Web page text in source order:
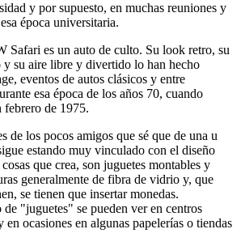
y por supuesto, en muchas reuniones y
época universitaria.
Safari es un auto de culto. Su look retro, su
y su aire libre y divertido lo han hecho
eventos de autos clásicos y entre
esa época de los años 70, cuando
febrero de 1975.
de los pocos amigos que sé que de una u
estando muy vinculado con el diseño
que crea, son juguetes montables y
generalmente de fibra de vidrio y, que
se tienen que insertar monedas.
de "juguetes" se pueden ver en centros
en ocasiones en algunas papelerías o tiendas